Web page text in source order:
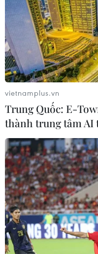
105 doanh nghiệp
năng lực về kinh
22/12/2022 10:25
Các doanh nghiệp đã
hoàn như: Mô hình bao
hình xử lý nước thải
thời trang đã qua sử
vietnamplus.vn
Trung Quốc: E-
thành trung tâm AI